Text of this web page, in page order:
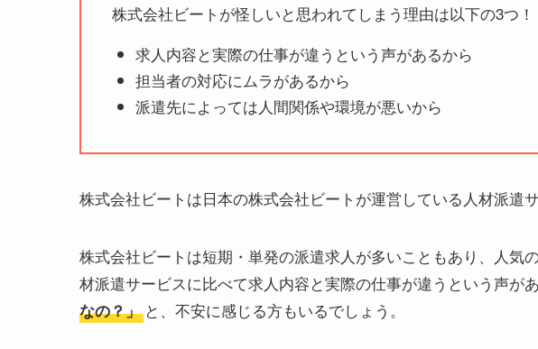
株式会社ビートが怪しいと思われてしまう理由は以下の3つ！
求人内容と実際の仕事が違うという声があるから
担当者の対応にムラがあるから
派遣先によっては人間関係や環境が悪いから
株式会社ビートは日本の株式会社ビートが運営している人材派遣サ
株式会社ビートは短期・単発の派遣求人が多いこともあり、人気
材派遣サービスに比べて求人内容と実際の仕事が違うという声があ
なの？」 と、不安に感じる方もいるでしょう。